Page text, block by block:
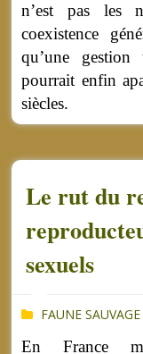
n’est pas les
coexistence
qu’une gestion
pourrait enfin
siècles.
Le rut du
sexuels
FAUNE SAUVAGE
En France